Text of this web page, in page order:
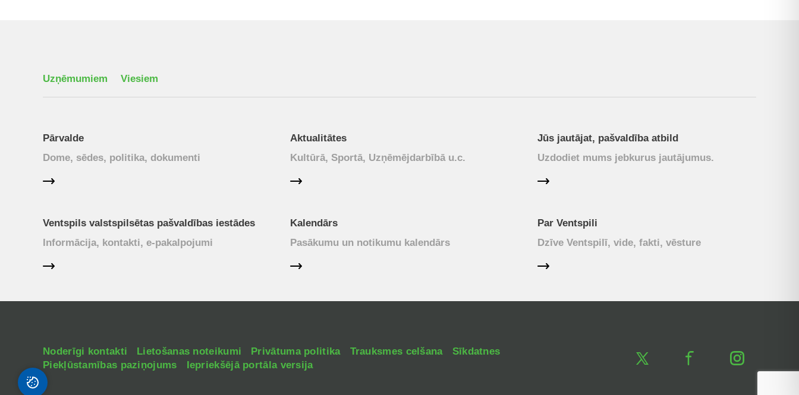
Uzņēmumiem Viesiem
Pārvalde
Dome, sēdes, politika, dokumenti
Aktualitātes
Kultūrā, Sportā, Uzņēmējdarbībā u.c.
Jūs jautājat, pašvaldība atbild
Uzdodiet mums jebkurus jautājumus.
Ventspils valstspilsētas pašvaldības iestādes
Informācija, kontakti, e-pakalpojumi
Kalendārs
Pasākumu un notikumu kalendārs
Par Ventspili
Dzīve Ventspilī, vide, fakti, vēsture
Noderīgi kontakti Lietošanas noteikumi Privātuma politika Trauksmes celšana
Sīkdatnes
Piekļūstamības paziņojums
Iepriekšējā portāla versija